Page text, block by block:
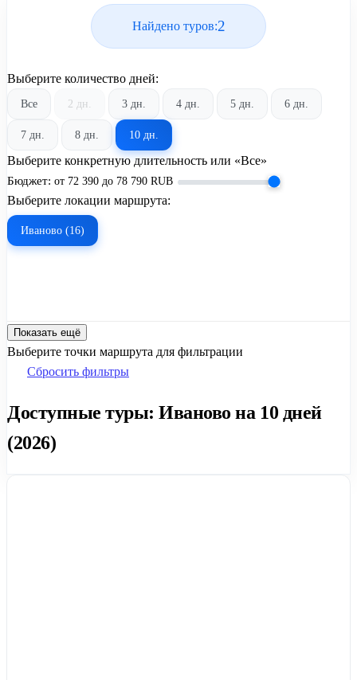
Найдено туров:2
Выберите количество дней:
Все 2 дн. 3 дн. 4 дн. 5 дн. 6 дн.
7 дн. 8 дн. 10 дн.
Выберите конкретную длительность или «Все»
Бюджет: от 72 390 до 78 790 RUB
Выберите локации маршрута:
Иваново (16)
Показать ещё
Выберите точки маршрута для фильтрации
Сбросить фильтры
Доступные туры: Иваново на 10 дней
(2026)